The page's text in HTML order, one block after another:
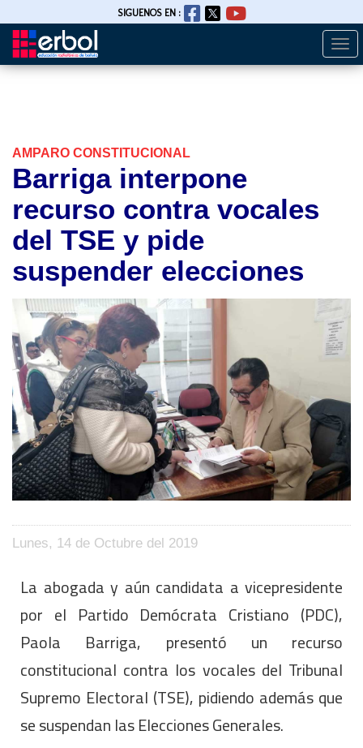
Pasar
SIGUENOS EN :
AMPARO CONSTITUCIONAL
Barriga interpone
recurso contra vocales
del TSE y pide
suspender elecciones
Lunes, 14 de Octubre del 2019
La abogada y aún candidata a vicepresidente
por el Partido Demócrata Cristiano (PDC),
Paola Barriga, presentó un recurso
constitucional contra los vocales del Tribunal
Supremo Electoral (TSE), pidiendo además que
se suspendan las Elecciones Generales.